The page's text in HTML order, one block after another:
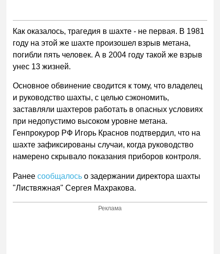
Как оказалось, трагедия в шахте - не первая. В 1981
году на этой же шахте произошел взрыв метана,
погибли пять человек. А в 2004 году такой же взрыв
унес 13 жизней.
Основное обвинение сводится к тому, что владелец
и руководство шахты, с целью сэкономить,
заставляли шахтеров работать в опасных условиях
при недопустимо высоком уровне метана.
Генпрокурор РФ Игорь Краснов подтвердил, что на
шахте зафиксированы случаи, когда руководство
намерено скрывало показания приборов контроля.
Ранеесообщалось о задержании директора шахты
"Листвяжная" Сергея Махракова.
Реклама